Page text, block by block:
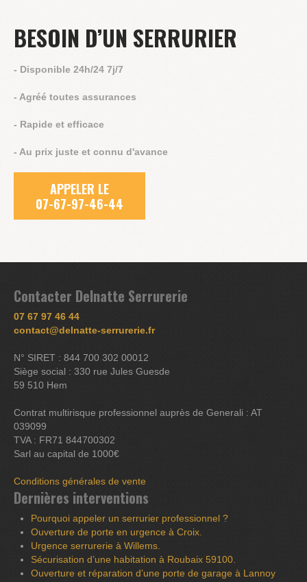
BESOIN D’UN SERRURIER
- Disponible 24h/24 7j/7
- Agréé toutes assurances
- Rapide et efficace
- Au prix juste et connu d'avance
APPELER LE
07-67-97-46-44
Contacter Delnatte Serrurerie
07 67 97 46 44
contact@delnatte-serrurerie.fr
N° SIRET : 844 700 302 00012
Siège social : 330 rue Jules Guesde
59 510 Hem
Contrat multirisque professionnel auprès de Generali : AT
039099
TVA : FR71 844700302
Sarl au capital de 1000€
Conditions générales de vente
Dernières interventions
Pourquoi appeler un serrurier professionnel ?
Ouverture de porte en urgence à Croix.
Urgence serrurerie à Willems.
Sécurisation d’une habitation à Roubaix 59100.
Ouverture et réparation d’une porte de garage à Lannoy